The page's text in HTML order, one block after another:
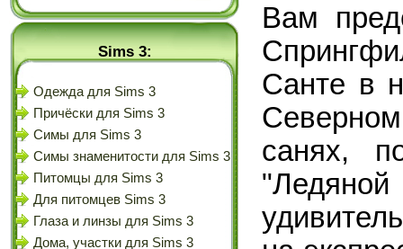
Sims 3:
Одежда для Sims 3
Причёски для Sims 3
Симы для Sims 3
Симы знаменитости для Sims 3
Питомцы для Sims 3
Для питомцев Sims 3
Глаза и линзы для Sims 3
Дома, участки для Sims 3
Вам
Санте в
санях,